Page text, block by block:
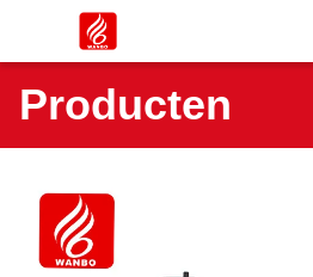
Producten